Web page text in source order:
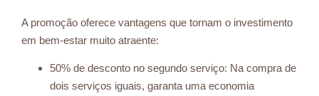
A promoção oferece vantagens que tornam o investimento
em bem-estar muito atraente:
50% de desconto no segundo serviço: Na compra de
dois serviços iguais, garanta uma economia